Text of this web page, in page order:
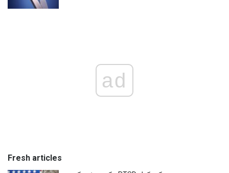
ad
Fresh articles